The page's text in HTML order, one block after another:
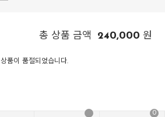
총 상품 금액 240,000 원
상품이 품절되었습니다.
0